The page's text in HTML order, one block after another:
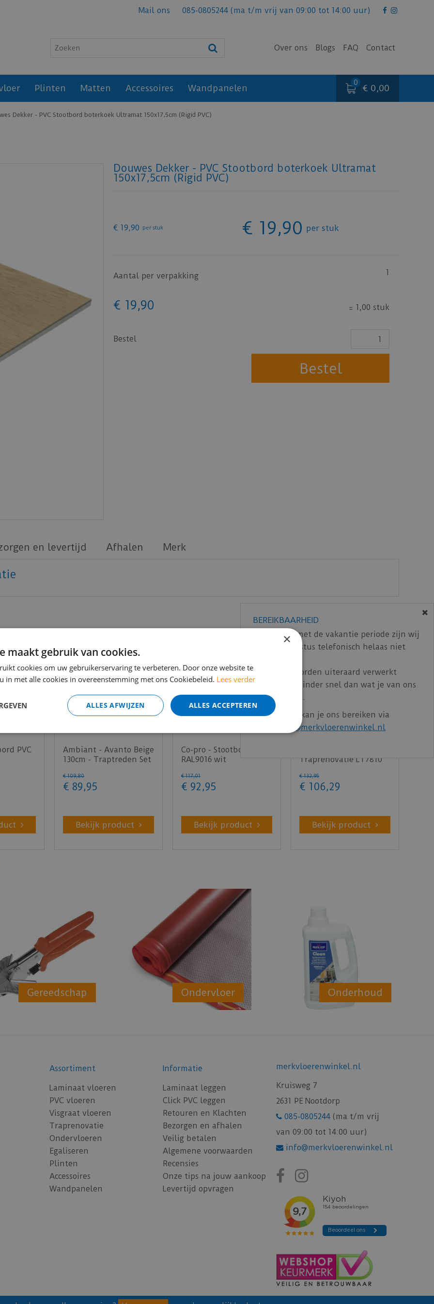
Dekker - PVC Stootbord boterkoek Ultramat 150x17,5cm (Rigid PVC)
Mail ons 085-0805244 (ma t/m vrij van 09:00 tot 14:00 uur)
Over ons Blogs FAQ Contact
Plinten Matten Accessoires Wandpanelen € 0,00
Douwes Dekker - PVC Stootbord boterkoek Ultramat
150x17,5cm (Rigid PVC)
€ 19,90 per stuk € 19,90 per stuk
Aantal per verpakking 1
€ 19,90 = 1,00 stuk
Bestel
en levertijd Afhalen Merk
PVC
Ambiant - Avanto Beige
130cm - Traptreden Set
€ 109,80
€ 89,95
Bekijk product
Co-pro - Stootbord PVC
RAL9016 wit
1…
€ 117,01
€ 92 ,95
Bekijk product
Traprenovatie LT7810
€ 132,95
€ 106,29
Bekijk product
Gereedschap Ondervloer Onderhoud
Assortiment
Laminaat vloeren
PVC vloeren
Visgraat vloeren
Traprenovatie
Ondervloeren
Egaliseren
Plinten
Accessoires
Wandpanelen
Informatie
Laminaat leggen
Click PVC leggen
Retouren en Klachten
Bezorgen en afhalen
Veilig betalen
Algemene voorwaarden
Recensies
Onze tips na jouw aankoop
Levertijd opvragen
merkvloerenwinkel.nl
Kruisweg 7
2631 PE Nootdorp
085-0805244 (ma t/m vrij
van 09:00 tot 14:00 uur)
info@merkvloerenwinkel.nl
BEREIKBAARHEID
In verband met de vakantie periode zijn wij
t/m 14 augustus telefonisch helaas niet
Bestelling worden uiteraard verwerkt
echter iets minder snel dan wat je van ons
gewend bent.
Voor vragen kan je ons bereiken via
info@merkvloerenwinkel.nl
×
maakt gebruik van cookies.
cookies om uw gebruikerservaring te verbeteren. Door onze website te
in met alle cookies in overeenstemming met ons Cookiebeleid. Lees verder
ALLES ACCEPTEREN
ALLES AFWIJZEN